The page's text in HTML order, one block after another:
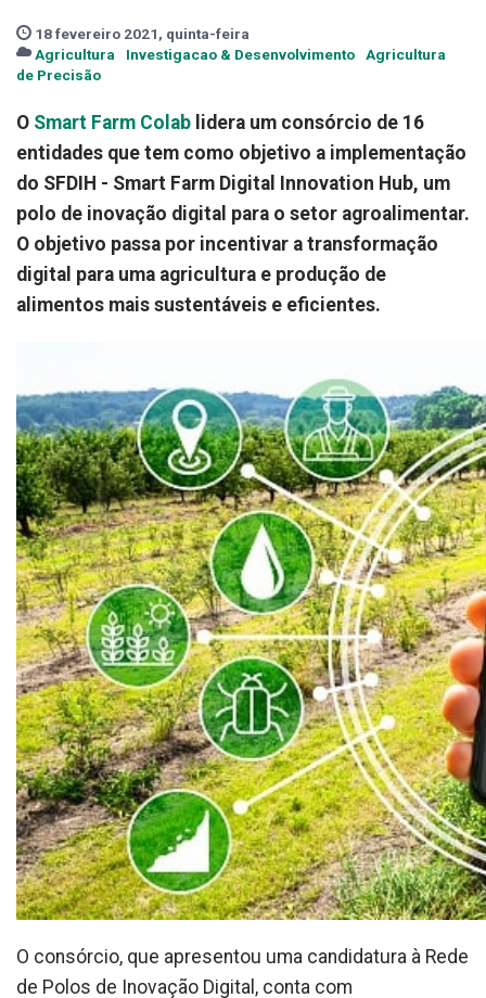
18 fevereiro 2021, quinta-feira
Agricultura
Investigacao & Desenvolvimento
Agricultura
de Precisão
O Smart Farm Colab lidera um consórcio de 16
entidades que tem como objetivo a implementação
do SFDIH - Smart Farm Digital Innovation Hub, um
polo de inovação digital para o setor agroalimentar.
O objetivo passa por incentivar a transformação
digital para uma agricultura e produção de
alimentos mais sustentáveis e eficientes.
O consórcio, que apresentou uma candidatura à Rede
de Polos de Inovação Digital, conta com